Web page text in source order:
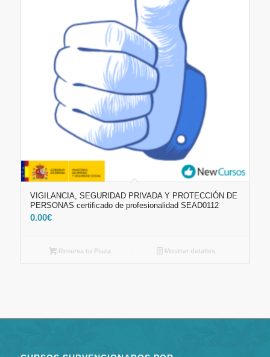
VIGILANCIA, SEGURIDAD PRIVADA Y PROTECCIÓN DE
PERSONAS certificado de profesionalidad SEAD0112
0.00€
Reserva tu Plaza Mostrar detalles